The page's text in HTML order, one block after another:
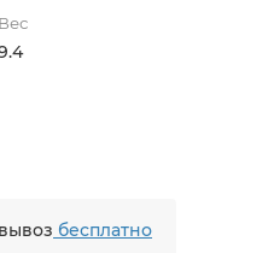
Вес
бесплатно